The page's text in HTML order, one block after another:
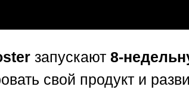
запускают 8-
свой продукт и